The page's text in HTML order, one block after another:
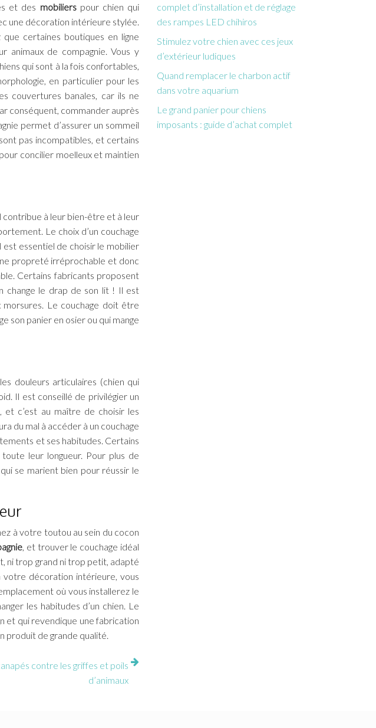
et des mobiliers pour chien qui
une décoration intérieure stylée.
certaines boutiques en ligne
animaux de compagnie. Vous y
qui sont à la fois confortables,
en particulier pour les
couvertures banales, car ils ne
conséquent, commander auprès
permet d’assurer un sommeil
pas incompatibles, et certains
concilier moelleux et maintien
contribue à leur bien-être et à leur
Le choix d’un couchage
essentiel de choisir le mobilier
propreté irréprochable et donc
Certains fabricants proposent
change le drap de son lit ! Il est
Le couchage doit être
son panier en osier ou qui mange
douleurs articulaires (chien qui
Il est conseillé de privilégier un
et c’est au maître de choisir les
du mal à accéder à un couchage
et ses habitudes. Certains
leur longueur. Pour plus de
se marient bien pour réussir le
à votre toutou au sein du cocon
, et trouver le couchage idéal
ni trop grand ni trop petit, adapté
votre décoration intérieure, vous
où vous installerez le
les habitudes d’un chien. Le
et qui revendique une fabrication
produit de grande qualité.
contre les griffes et poils
d’animaux
complet d’installation et de réglage
des rampes LED chihiros
Stimulez votre chien avec ces jeux
d’extérieur ludiques
Quand remplacer le charbon actif
dans votre aquarium
Le grand panier pour chiens
imposants : guide d’achat complet